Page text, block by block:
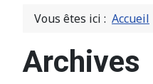
Vous êtes ici : Accueil
Archives